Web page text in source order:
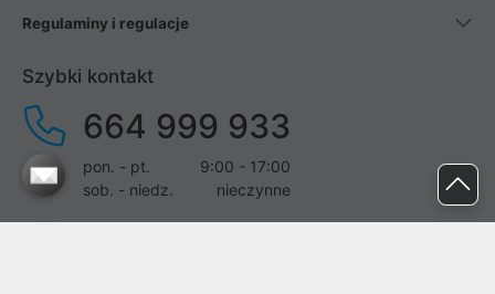
Regulaminy i regulacje
Szybki kontakt
664 999 933
pon. - pt.
9:00 - 17:00
sob. - niedz.
nieczynne